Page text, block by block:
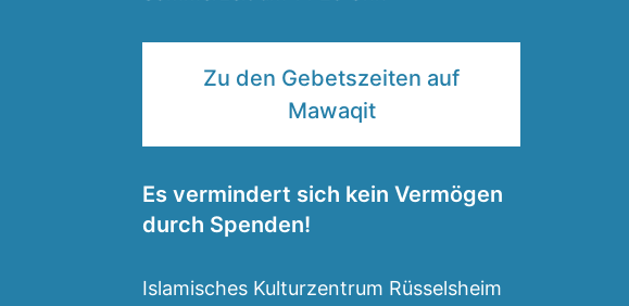
Zu den Gebetszeiten auf
Mawaqit
Es vermindert sich kein Vermögen
durch Spenden!
Islamisches Kulturzentrum Rüsselsheim